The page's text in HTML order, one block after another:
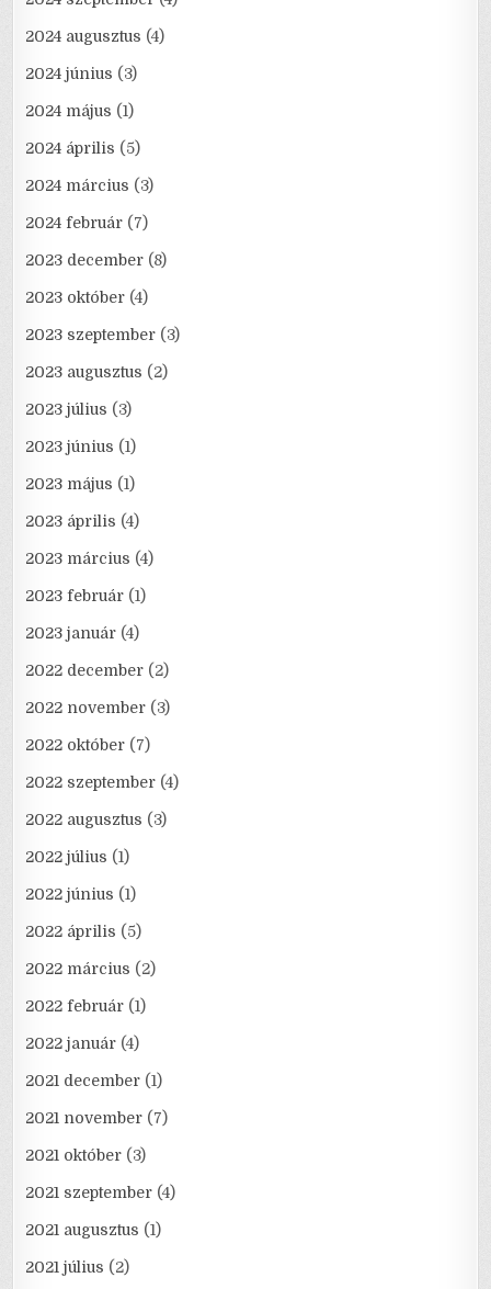
2024 augusztus (4)
2024 június (3)
2024 május (1)
2024 április (5)
2024 március (3)
2024 február (7)
2023 december (8)
2023 október (4)
2023 szeptember (3)
2023 augusztus (2)
2023 július (3)
2023 június (1)
2023 május (1)
2023 április (4)
2023 március (4)
2023 február (1)
2023 január (4)
2022 december (2)
2022 november (3)
2022 október (7)
2022 szeptember (4)
2022 augusztus (3)
2022 július (1)
2022 június (1)
2022 április (5)
2022 március (2)
2022 február (1)
2022 január (4)
2021 december (1)
2021 november (7)
2021 október (3)
2021 szeptember (4)
2021 augusztus (1)
2021 július (2)